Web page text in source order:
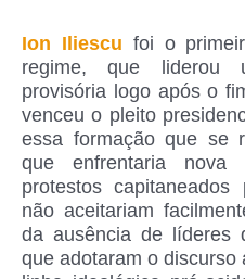
Ion Iliescu foi o
regime, que liderou
provisória logo após o
venceu o pleito
essa formação que se
que enfrentaria
protestos
não aceitariam
da ausência de líderes
que adotaram o discurso